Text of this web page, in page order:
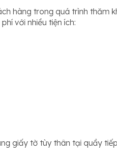
hàng trong quá trình thăm
với nhiều tiện ích:
giấy tờ tùy thân tại quầy